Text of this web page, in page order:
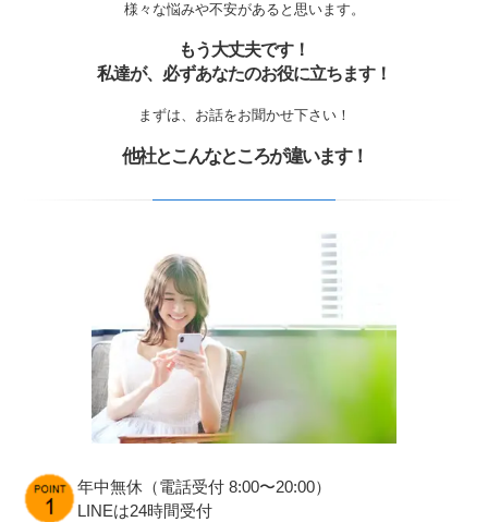
様々な悩みや不安があると思います。
もう大丈夫です！
私達が、必ずあなたのお役に立ちます！
まずは、お話をお聞かせ下さい！
他社とこんなところが違います！
年中無休（電話受付 8:00〜20:00）
LINEは24時間受付